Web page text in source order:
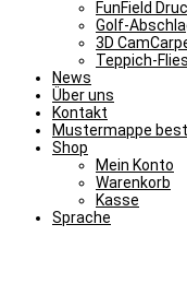
FunField
Golf-
3D
Teppich-
News
Über uns
Kontakt
Mustermappe
Shop
Mein Konto
Warenkorb
Kasse
Sprache